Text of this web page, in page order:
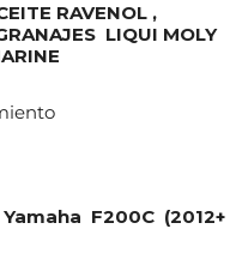
RAVENOL ,
LIQUI MOLY
Yamaha F200C (2012+